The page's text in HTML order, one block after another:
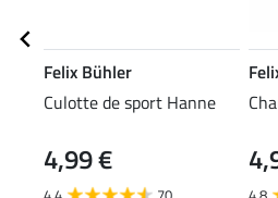
Felix Bühler
Culotte de sport Hanne
4,99 €